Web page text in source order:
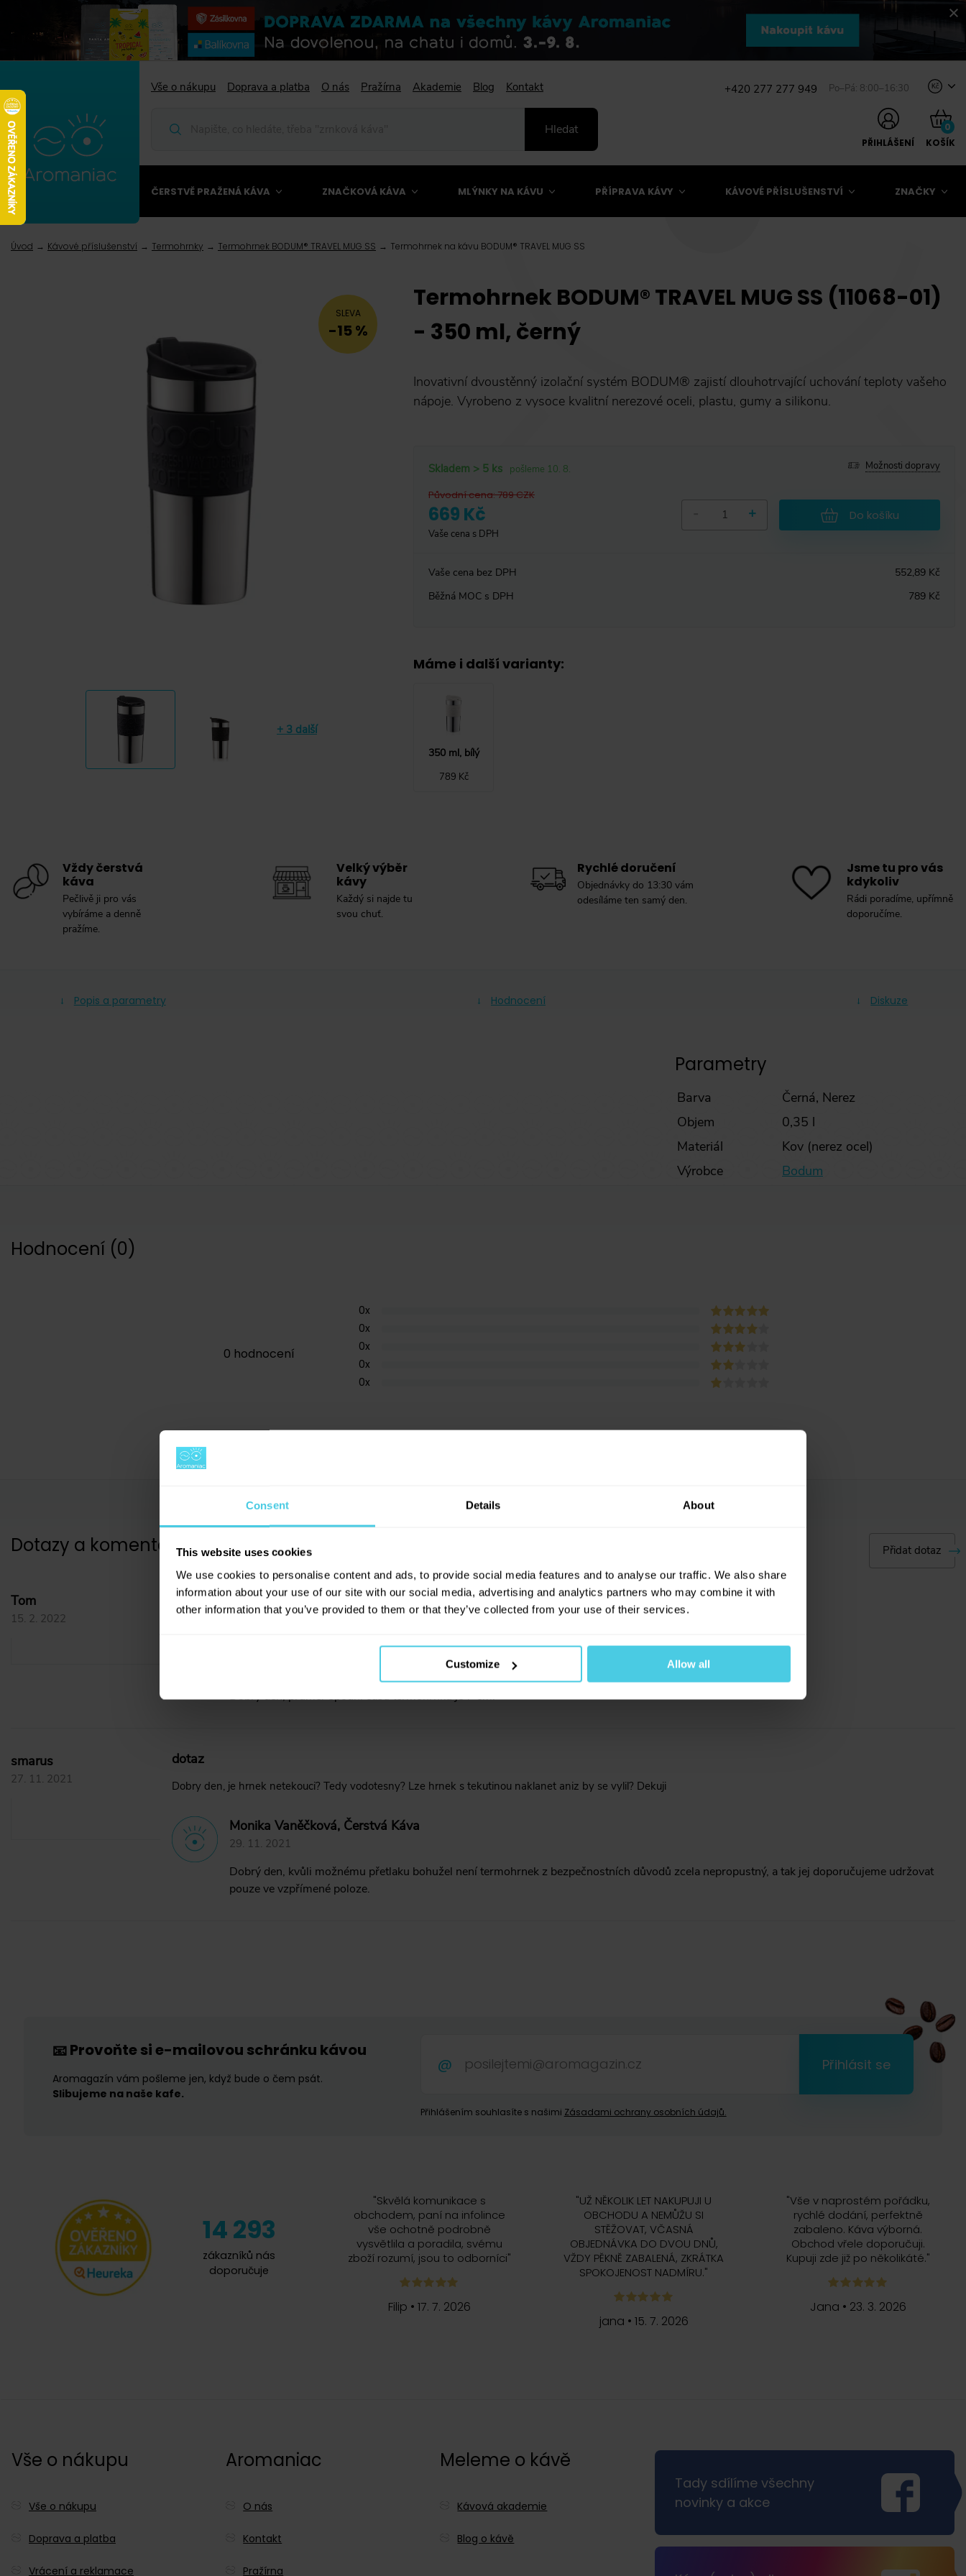
Consent Details About
This website uses cookies
We use cookies to personalise content and ads, to provide social media features and to analyse our traffic. We also share
information about your use of our site with our social media, advertising and analytics partners who may combine it with
other information that you’ve provided to them or that they’ve collected from your use of their services.
Customize Allow all
Vše o nákupu Doprava a platba O nás Pražírna Akademie Blog Kontakt
Hledat
+420 277 277 949 Po–Pá: 8:00–16:30 Kč
PŘIHLÁŠENÍ
0
KOŠÍK
ČERSTVĚ PRAŽENÁ KÁVA ZNAČKOVÁ KÁVA MLÝNKY NA KÁVU PŘÍPRAVA KÁVY KÁVOVÉ PŘÍSLUŠENSTVÍ ZNAČKY
Úvod Kávové příslušenství Termohrnky Termohrnek BODUM® TRAVEL MUG SS Termohrnek na kávu BODUM® TRAVEL MUG SS
SLEVA
-15 %
+ 3 další
Termohrnek BODUM® TRAVEL MUG SS (11068-01)
- 350 ml, černý
Inovativní dvoustěnný izolační systém BODUM® zajistí dlouhotrvající uchování teploty vašeho
nápoje. Vyrobeno z vysoce kvalitní nerezové oceli, plastu, gumy a silikonu.
Skladem > 5 ks pošleme 10. 8. Možnosti dopravy
Původní cena:789CZK
669 Kč
Vaše cena s DPH
+ Do košíku
Vaše cena bez DPH
552,89 Kč
Běžná MOC s DPH
789 Kč
Máme i další varianty:
350 ml, bílý
789 Kč
Vždy čerstvá
káva
Pečlivě ji pro vás
vybíráme a denně
pražíme.
Velký výběr
kávy
Každý si najde tu
svou chuť.
Rychlé doručení
Objednávky do 13:30 vám
odesíláme ten samý den.
Jsme tu pro vás
kdykoliv
Rádi poradíme, upřímně
doporučíme.
Popis a parametry Hodnocení Diskuze
Parametry
Barva Černá, Nerez
Objem
0,35 l
Materiál
Kov (nerez ocel)
Výrobce
Bodum
Hodnocení (0)
0 hodnocení
0x
0x
0x
0x
0x
Dotazy a komentáře(2) Přidat dotaz
Tom
15. 2. 2022
Dobrý den, mohu poprosit o info jaký má hrnek průměr ve spodní části kvůli umístění do auta. Děkuji
Tereza Jalčáková, Čerstvá Káva
Dobrý den, průměr spodní části termohrnku je 7 cm.
smarus
27. 11. 2021
dotaz
Dobry den, je hrnek netekouci? Tedy vodotesny? Lze hrnek s tekutinou naklanet aniz by se vylil? Dekuji
Monika Vaněčková, Čerstvá Káva
29. 11. 2021
Dobrý den, kvůli možnému přetlaku bohužel není termohrnek z bezpečnostních důvodů zcela nepropustný, a tak jej doporučujeme udržovat
pouze ve vzpřímené poloze.
📧Provoňte si e-mailovou schránku kávou
Aromagazín vám pošleme jen, když bude o čem psát.
Slibujeme na naše kafe.
Přihlásit se
Přihlášením souhlasíte s našimi Zásadami ochrany osobních údajů.
14 293
zákazníků nás
doporučuje
"Skvělá komunikace s
obchodem, paní na infolince
vše ochotně podrobně
vysvětlila a poradila, svému
zboží rozumí, jsou to odborníci"
Filip • 17. 7. 2026
"UŽ NĚKOLIK LET NAKUPUJI U
OBCHODU A NEMŮŽU SI
STĚŽOVAT, VČASNÁ
OBJEDNÁVKA DO DVOU DNŮ,
VŽDY PĚKNĚ ZABALENÁ, ZKRÁTKA
SPOKOJENOST NADMÍRU."
jana • 15. 7. 2026
"Vše v naprostém pořádku,
rychlé dodání, perfektně
zabaleno. Káva výborná.
Obchod vřele doporučuji.
Kupuji zde již po několikáté."
Jana • 23. 3. 2026
Vše o nákupu
Vše o nákupu
Doprava a platba
Vrácení a reklamace
Aromaniac
O nás
Kontakt
Pražírna
Meleme o kávě
Kávová akademie
Blog o kávě
Tady sdílíme všechny
novinky a akce